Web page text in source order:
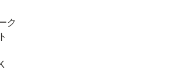
ク